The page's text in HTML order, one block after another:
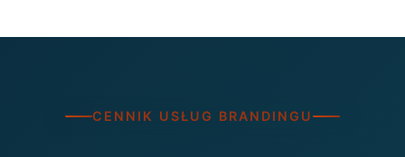
CENNIK USŁUG BRANDINGU